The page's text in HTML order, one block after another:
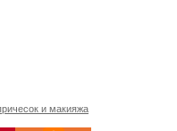
и макияжа